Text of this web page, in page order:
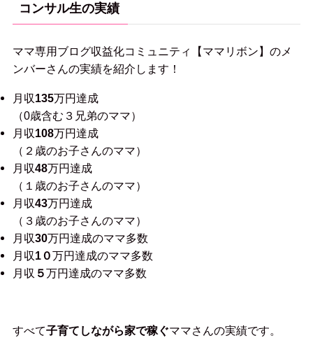
コンサル生の実績
ママ専用ブログ収益化コミュニティ【ママリボン】のメ
ンバーさんの実績を紹介します！
月収135万円達成
（0歳含む３兄弟のママ）
月収108万円達成
（２歳のお子さんのママ）
月収48万円達成
（１歳のお子さんのママ）
月収43万円達成
（３歳のお子さんのママ）
月収30万円達成のママ多数
月収1０万円達成のママ多数
月収 ５万円達成のママ多数
すべて子育てしながら家で稼ぐママさんの実績です。